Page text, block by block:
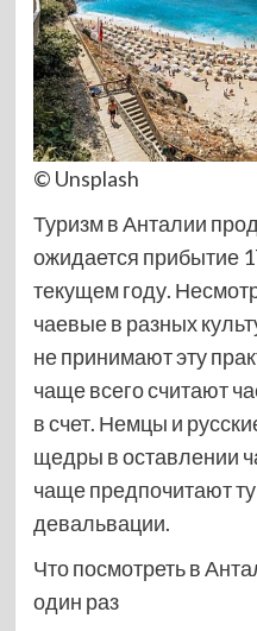
© Unsplash
Туризм в Анталии
ожидается прибытие
текущем году.
чаевые в разных
не принимают эту
чаще всего считают
в счет. Немцы и
щедры в оставлении
чаще предпочитают
девальвации.
Что посмотреть в
один раз